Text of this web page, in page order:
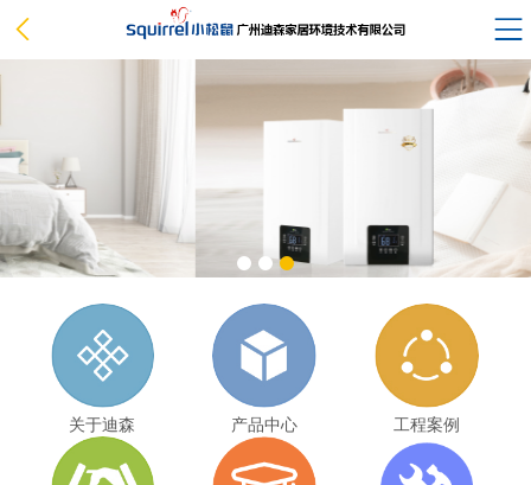
关于迪森 产品中心 工程案例